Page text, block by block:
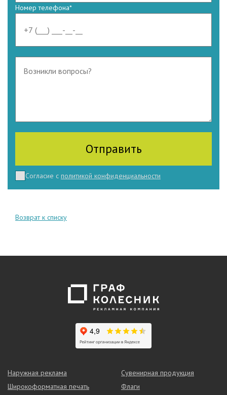
Номер телефона*
Согласие с политикой конфиденциальности
Возврат к списку
Наружная реклама
Широкоформатная печать
Сувенирная продукция
Флаги